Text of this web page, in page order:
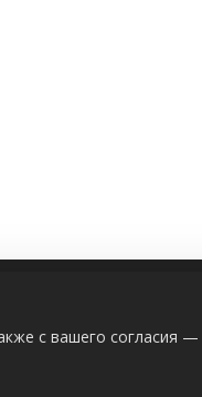
Беларусь,
с вашего согласия —